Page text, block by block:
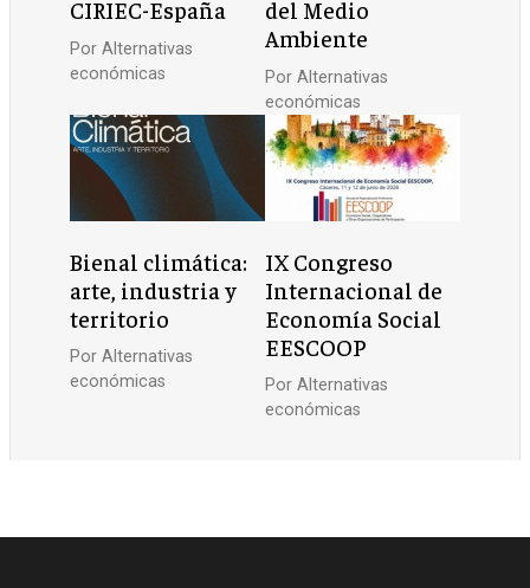
CIRIEC-España
PorAlternativas
económicas
del Medio
Ambiente
Por Alternativas
económicas
Bienal climática:
arte, industria y
territorio
PorAlternativas
económicas
IX Congreso
Internacional de
Economía Social
EESCOOP
Por Alternativas
económicas